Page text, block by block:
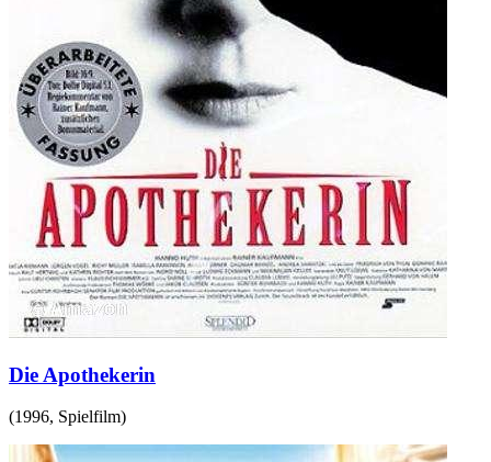
Die Apothekerin
(1996, Spielfilm)